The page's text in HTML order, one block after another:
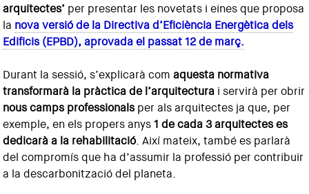
arquitectes’ per presentar les novetats i eines que proposa
la nova versió de la Directiva d’Eficiència Energètica dels
Edificis (EPBD), aprovada el passat 12 de març.
Durant la sessió, s’explicarà comaquesta normativa
transformarà la pràctica de l’arquitectura i servirà per obrir
nous camps professionalsper als arquitectes ja que, per
exemple, en els propers anys 1 de cada 3 arquitectes es
dedicarà a la rehabilitació. Així mateix, també es parlarà
del compromís que ha d’assumir la professió per contribuir
a la descarbonització del planeta.